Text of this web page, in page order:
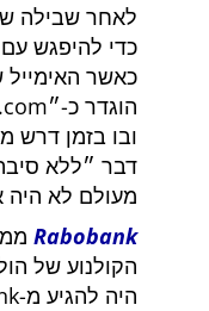
לאחר שבילה
כדי להיפגש עם
כאשר האימייל
הוגדר כ-
ובו בזמן דרש
דבר
ללא
מעולם לא היה
Rabobank
הקולנוע של
היה להגיע מ-Rabobank.